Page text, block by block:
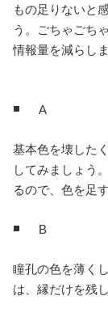
もの足りないと
う。ごちゃごち
情報量を減らし
A
基本色を壊した
してみましょう
るので、色を足
B
瞳孔の色を薄く
は、縁だけを残